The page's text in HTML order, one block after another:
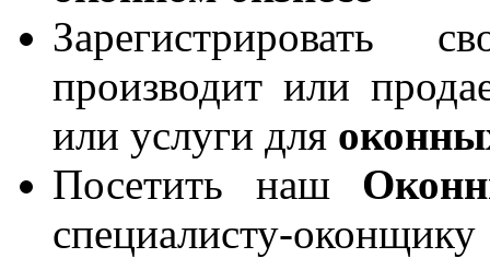
производит или
или услуги для
Посетить наш
специалисту-оконщику